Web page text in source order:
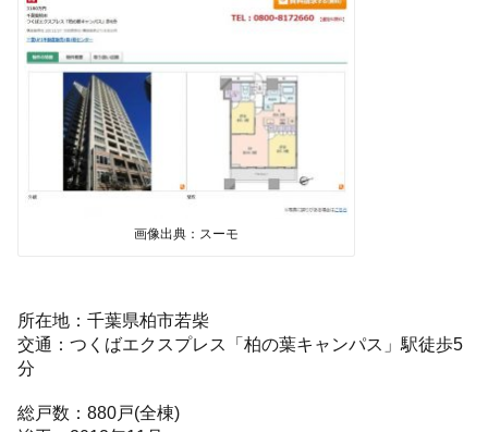
画像出典：スーモ
所在地：千葉県柏市若柴
交通：つくばエクスプレス「柏の葉キャンパス」駅徒歩5
分
総戸数：880戸(全棟)